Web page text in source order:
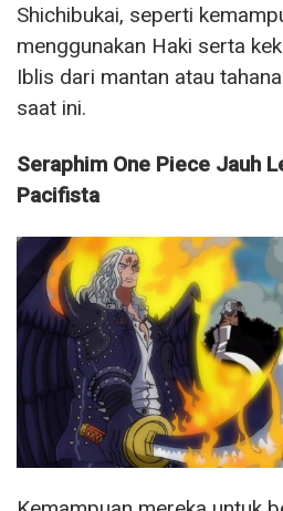
Shichibukai, seperti
menggunakan Haki serta
Iblis dari mantan atau
saat ini.
Seraphim One Piece Jauh
Pacifista